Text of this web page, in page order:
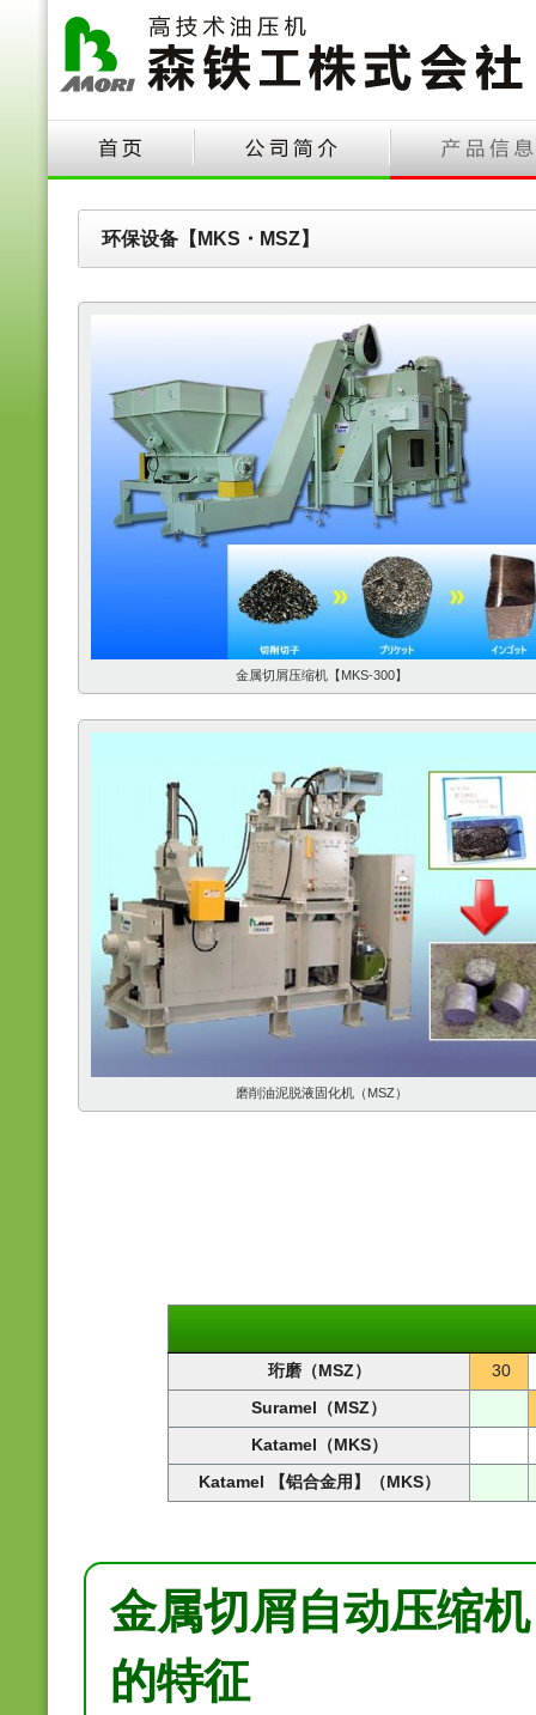
环保设备【MKS・MSZ】
金属切屑压缩机【MKS-300】
磨削油泥脱液固化机（MSZ）
珩磨（MSZ） 30
Suramel（MSZ）
Katamel（MKS）
Katamel 【铝合金用】（MKS）
金属切屑自动压缩机
的特征